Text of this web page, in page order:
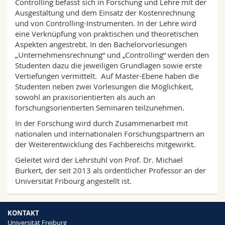
Math.-Nat. und Med. Fak.
Interfakultär
Mitarbeitende
Doktorierende
Webmail
Vorlesungsverzeichnis
MyUnifr
Controlling befasst sich in Forschung und Lehre mit der
Ausgestaltung und dem Einsatz der Kostenrechnung
und von Controlling-Instrumenten. In der Lehre wird
eine Verknüpfung von praktischen und theoretischen
Aspekten angestrebt. In den Bachelorvorlesungen
„Unternehmensrechnung“ und „Controlling“ werden den
Studenten dazu die jeweiligen Grundlagen sowie erste
Vertiefungen vermittelt. Auf Master-Ebene haben die
Studenten neben zwei Vorlesungen die Möglichkeit,
sowohl an praxisorientierten als auch an
forschungsorientierten Seminaren teilzunehmen.
In der Forschung wird durch Zusammenarbeit mit
nationalen und internationalen Forschungspartnern an
der Weiterentwicklung des Fachbereichs mitgewirkt.
Geleitet wird der Lehrstuhl von Prof. Dr. Michael
Burkert, der seit 2013 als ordentlicher Professor an der
Universität Fribourg angestellt ist.
KONTAKT
Universität Freiburg